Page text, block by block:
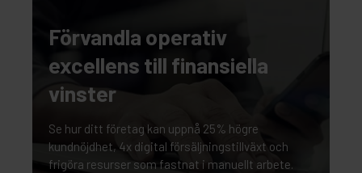
Förvandla operativ
excellens till finansiella
vinster
Se hur ditt företag kan uppnå 25% högre
kundnöjdhet, 4x digital försäljningstillväxt och
frigöra resurser som fastnat i manuellt arbete.